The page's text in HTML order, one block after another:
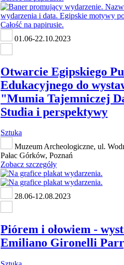
01.06-22.10.2023
Otwarcie Egipskiego
Edukacyjnego do
"Mumia Tajemniczej
Studia i perspektywy
Sztuka
Muzeum Archeologiczne, ul.
Pałac Górków, Poznań
Zobacz szczegóły
28.06-12.08.2023
Piórem i ołowiem -
Emiliano Gironelli